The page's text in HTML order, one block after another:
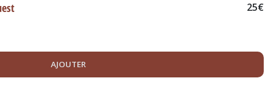
25€
AJOUTER